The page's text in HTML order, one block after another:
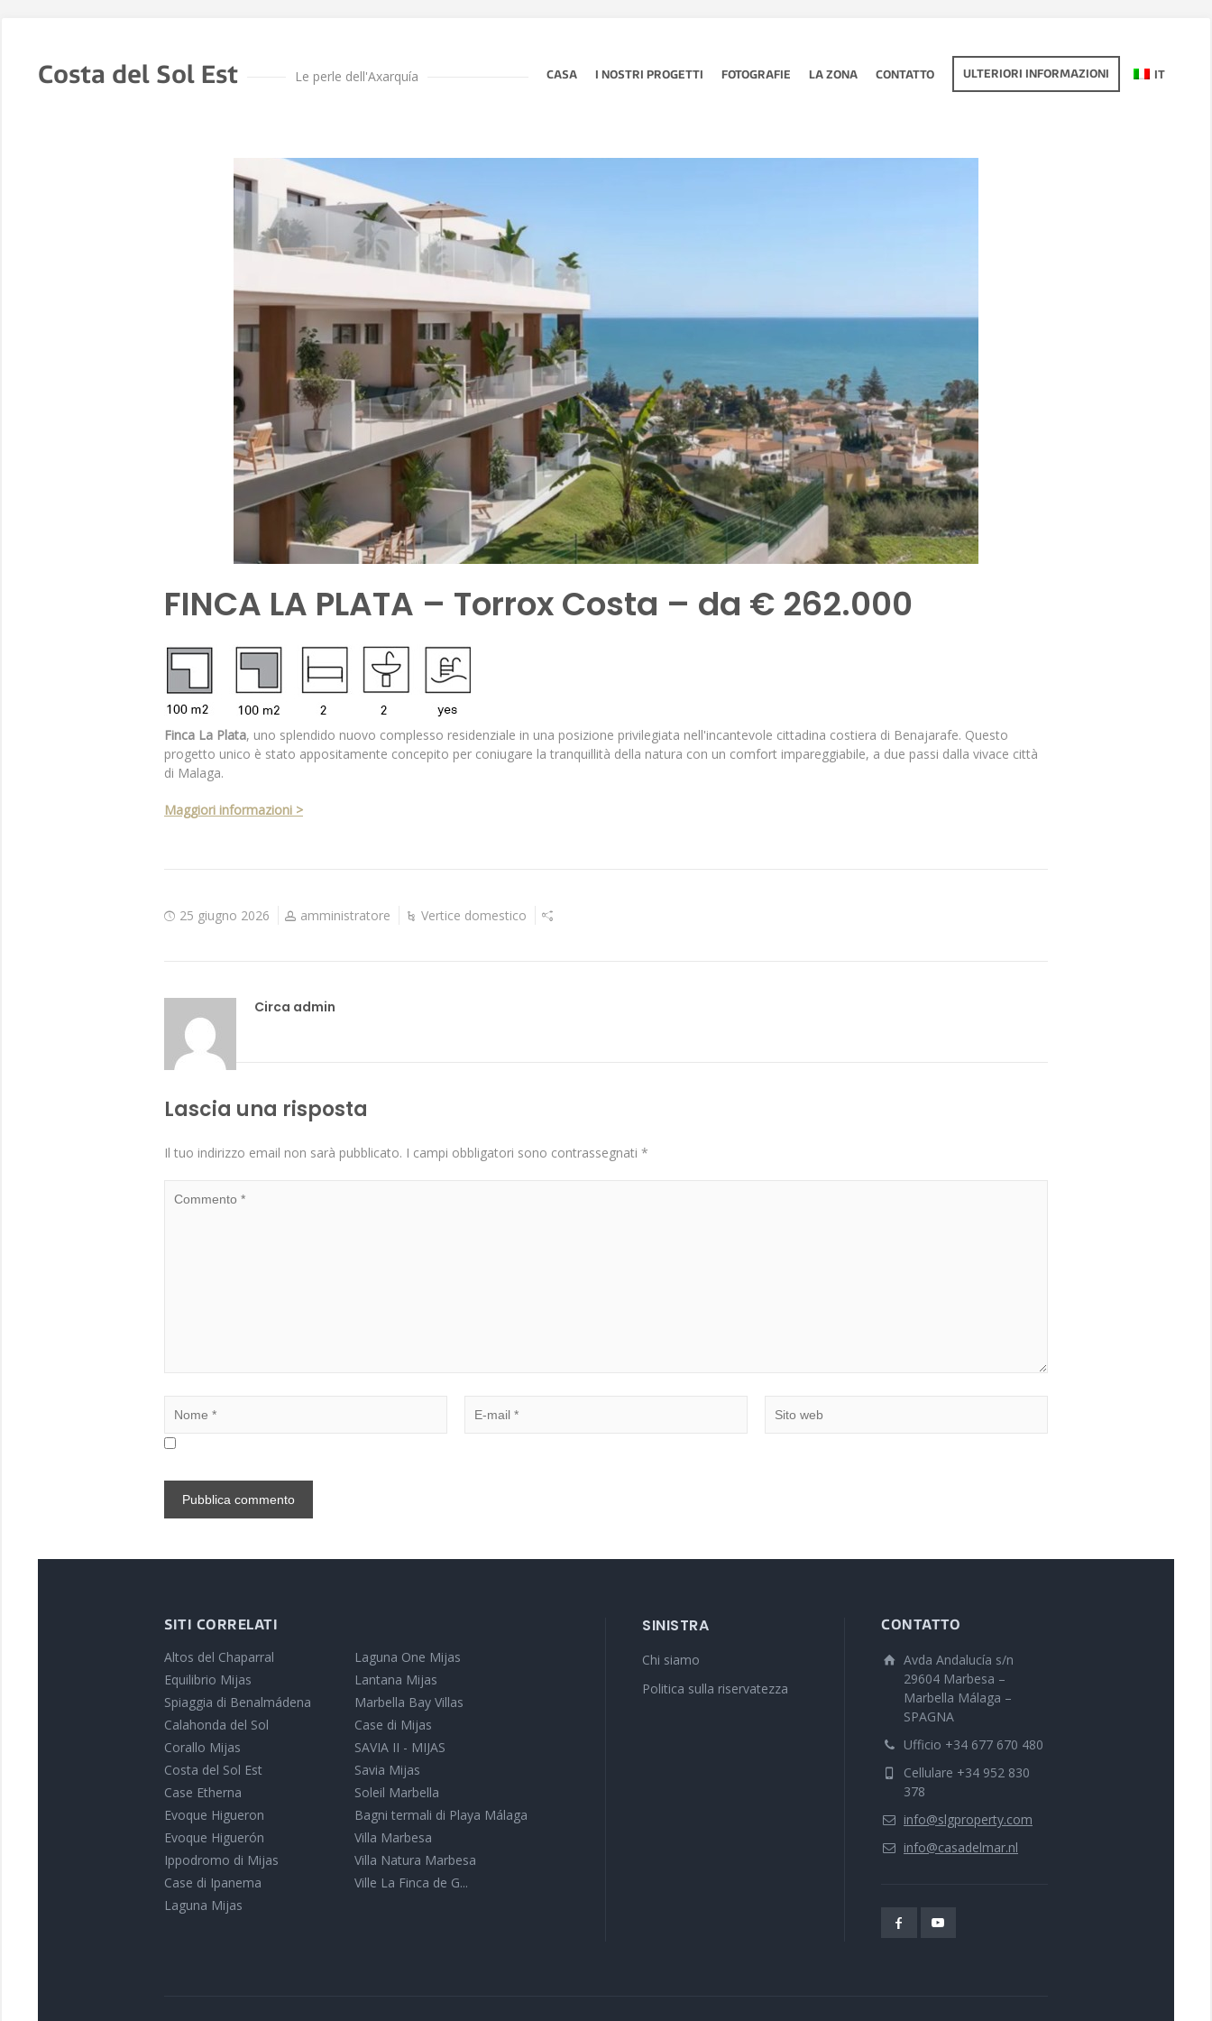
Costa del Sol Est Le perle dell'Axarquía CASA I NOSTRI PROGETTI FOTOGRAFIE LA ZONA CONTATTO ULTERIORI INFORMAZIONI IT
FINCA LA PLATA – Torrox Costa – da € 262.000
Finca La Plata, uno splendido nuovo complesso residenziale in una posizione privilegiata nell'incantevole cittadina costiera di Benajarafe. Questo
progetto unico è stato appositamente concepito per coniugare la tranquillità della natura con un comfort impareggiabile, a due passi dalla vivace città
di Malaga.
Maggiori informazioni >
25 giugno 2026 amministratore Vertice domestico
Circa admin
Lascia una risposta
Il tuo indirizzo email non sarà pubblicato. I campi obbligatori sono contrassegnati *
SITI CORRELATI
Altos del Chaparral
Equilibrio Mijas
Spiaggia di Benalmádena
Calahonda del Sol
Corallo Mijas
Costa del Sol Est
Case Etherna
Evoque Higueron
Evoque Higuerón
Ippodromo di Mijas
Case di Ipanema
Laguna Mijas
Laguna One Mijas
Lantana Mijas
Marbella Bay Villas
Case di Mijas
SAVIA II - MIJAS
Savia Mijas
Soleil Marbella
Bagni termali di Playa Málaga
Villa Marbesa
Villa Natura Marbesa
Ville La Finca de G...
SINISTRA
Chi siamo
Politica sulla riservatezza
CONTATTO
Avda Andalucía s/n
29604 Marbesa –
Marbella Málaga –
SPAGNA
Ufficio +34 677 670 480
Cellulare +34 952 830
378
info@slgproperty.com
info@casadelmar.nl